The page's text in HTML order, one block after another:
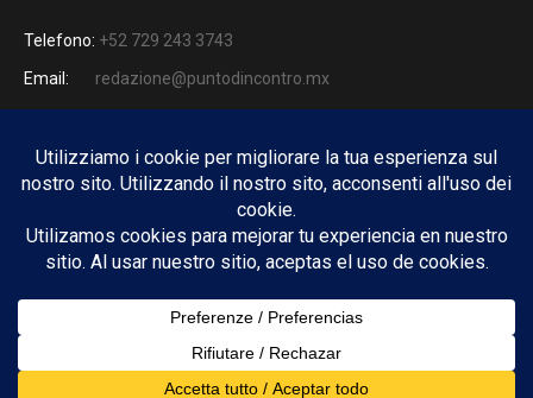
Telefono: +52 729 243 3743
Email:
redazione@puntodincontro.mx
PUNTODINCONTRO
Copyright © 2025 Puntodincontro